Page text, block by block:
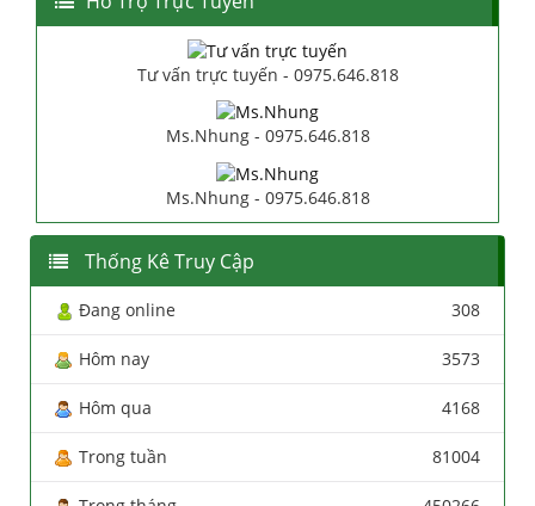
Tư vấn trực tuyến - 0975.646.818
Ms.Nhung - 0975.646.818
Ms.Nhung - 0975.646.818
Thống Kê Truy Cập
Đang online 308
Hôm nay 3573
Hôm qua 4168
Trong tuần 81004